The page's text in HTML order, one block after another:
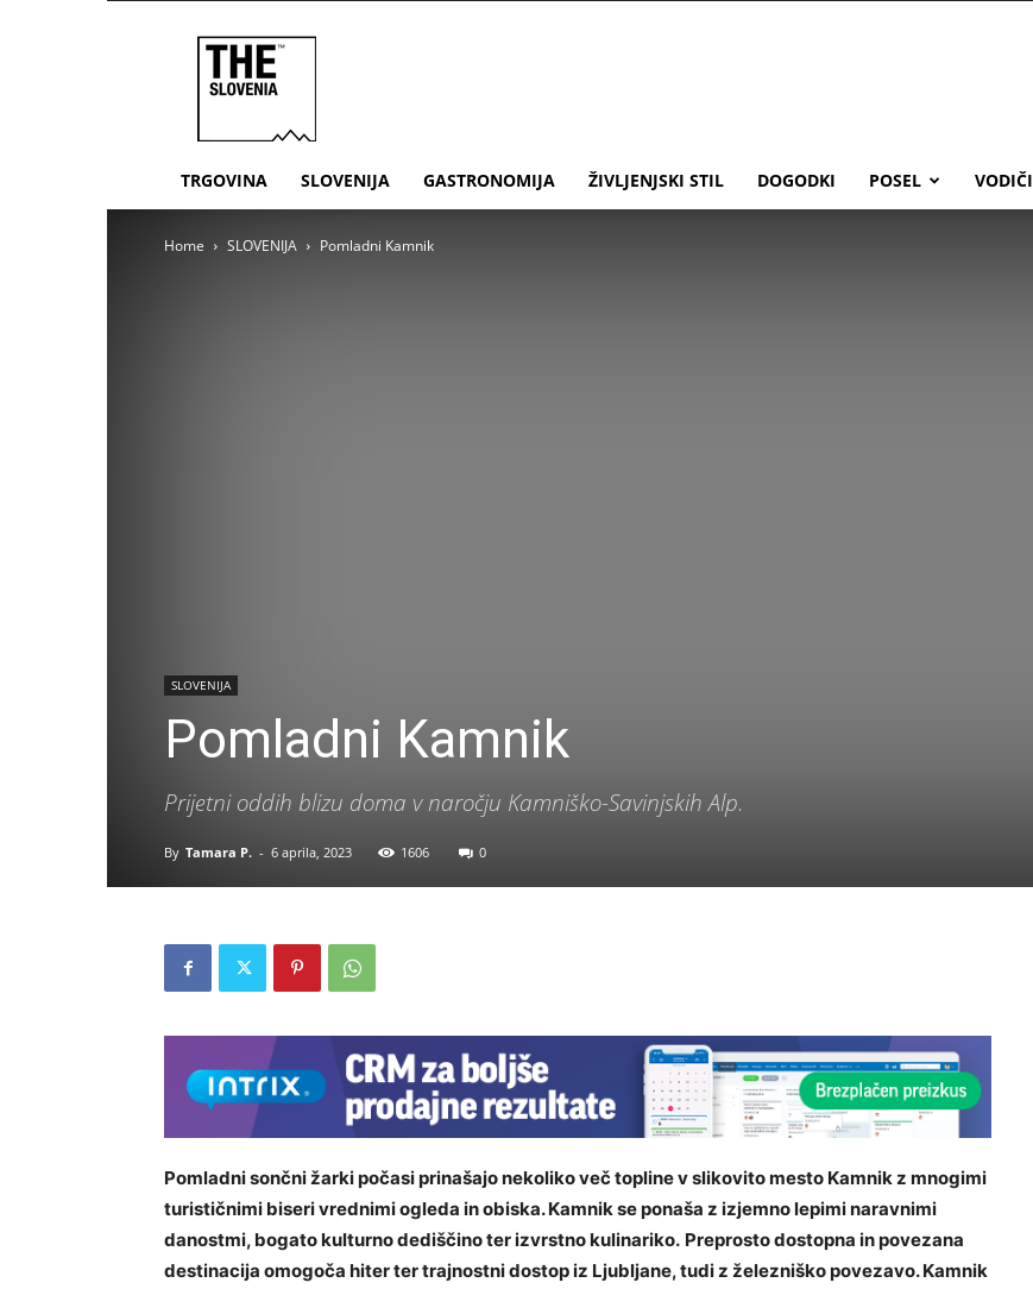
TRGOVINA SLOVENIJA GASTRONOMIJA ŽIVLJENJSKI STIL DOGODKI POSEL VODIČI
Home SLOVENIJA Pomladni Kamnik
SLOVENIJA
Pomladni Kamnik
Prijetni oddih blizu doma v naročju Kamniško-Savinjskih Alp.
By Tamara P. - 6 aprila, 2023 1606 0
Pomladni sončni žarki počasi prinašajo nekoliko več topline v slikovito mesto Kamnik z mnogimi
turističnimi biseri vrednimi ogleda in obiska. Kamnik se ponaša z izjemno lepimi naravnimi
danostmi, bogato kulturno dediščino ter izvrstno kulinariko. Preprosto dostopna in povezana
destinacija omogoča hiter ter trajnostni dostop iz Ljubljane, tudi z železniško povezavo. Kamnik